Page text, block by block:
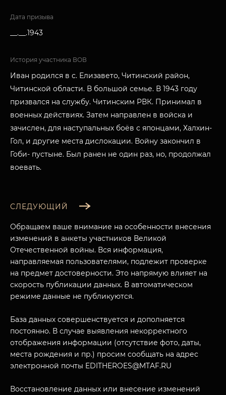
МУЗЕЙНЫЙ КОМПЛЕКС
ПОСЕТИТЕЛЯМ
О НАС
НАЗАД
Дата призыва
__.__.1943
История участника ВОВ
Иван родился в с. Елизавето, Читинский район,
Читинской области. В большой семье. В 1943 году
призвался на службу. Читинским РВК. Принимал в
военных действиях. Затем направлен в войска и
зачислен, для наступальных боёв с японцами, Халхин-
Гол, и другие места дислокации. Войну закончил в
Гоби- пустыне. Был ранен не один раз, но, продолжал
воевать.
СЛЕДУЮЩИЙ
Обращаем ваше внимание на особенности внесения
изменений в анкеты участников Великой
Отечественной войны. Вся информация,
направляемая пользователями, подлежит проверке
на предмет достоверности. Это напрямую влияет на
скорость публикации данных. В автоматическом
режиме данные не публикуются.
База данных совершенствуется и дополняется
постоянно. В случае выявления некорректного
отображения информации (отсутствие фото, даты,
места рождения и пр.) просим сообщать на адрес
электронной почты EDITHEROES@MTAF.RU
Восстановление данных или внесение изменений